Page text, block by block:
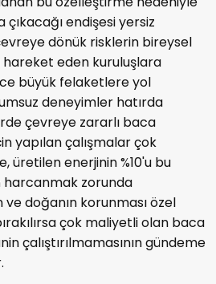
endişesi yersiz
dönük risklerin bireysel
hareket eden kuruluşlara
büyük felaketlere yol
deneyimler hatırda
çevreye zararlı baca
yapılan çalışmalar çok
üretilen enerjinin %10'u bu
harcanmak zorunda
ve doğanın korunması özel
çok maliyetli olan baca
çalıştırılmamasının gündeme